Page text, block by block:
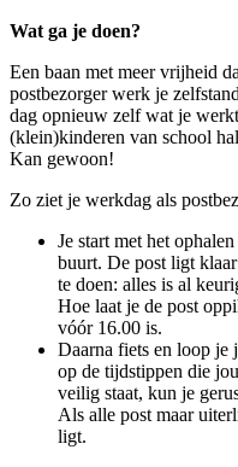
Wat ga je doen?
Een baan met meer vrijheid
postbezorger werk je
dag opnieuw zelf wat je
(klein)kinderen van school
Kan gewoon!
Zo ziet je werkdag als
Je start met het
buurt. De post ligt
te doen: alles is al
Hoe laat je de post
vóór 16.00 is.
Daarna fiets en loop je
op de tijdstippen die
veilig staat, kun je
Als alle post maar
ligt.